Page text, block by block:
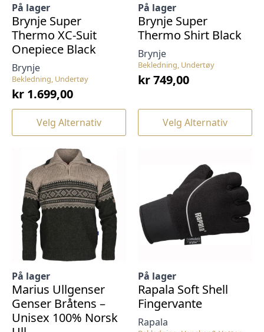
Bekledning, Undertøy
Brynje
På lager
Brynje Super
Thermo XC-Suit
Onepiece Black
kr 1.699,00
Velg Alternativ
Dette
produktet
varianter.
Alternativene
kan
velges
på
produktsiden
Bekledning, Undertøy
Brynje
På lager
Brynje Super
Thermo Shirt Black
kr749,00
Velg Alternativ
Dette
produktet
Alternativene
velges
på
produktsiden
På lager
Marius Ullgenser
Genser Bråtens –
Unisex 100% Norsk
Rapala
På lager
Rapala Soft Shell
Fingervante